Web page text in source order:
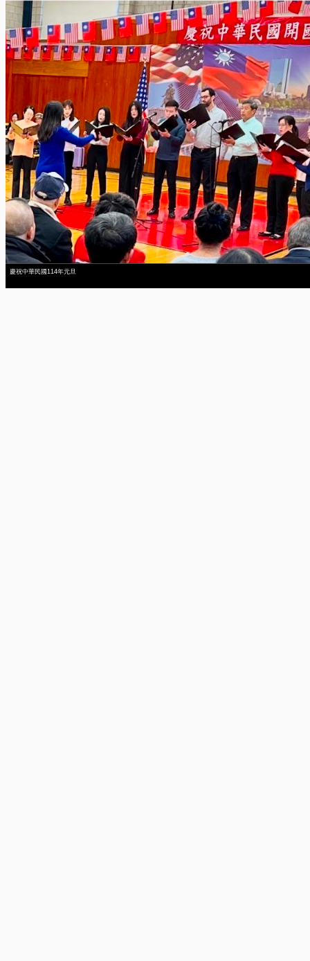
慶祝中華民國114年元旦